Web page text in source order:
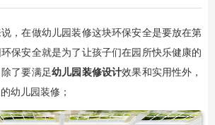
，在做幼儿园装修这块环保安全是要放在第
保安全就是为了让孩子们在园所快乐健康的
了要满足幼儿园装修设计效果和实用性外，
幼儿园装修；